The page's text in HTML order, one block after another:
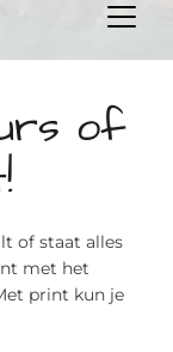
of
of staat alles
met het
print kun je